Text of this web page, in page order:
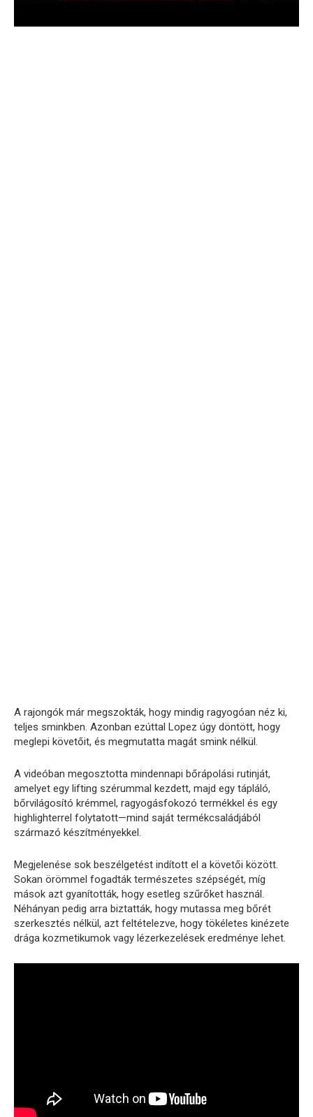
A rajongók már megszokták, hogy mindig ragyogóan néz ki,
teljes sminkben. Azonban ezúttal Lopez úgy döntött, hogy
meglepi követőit, és megmutatta magát smink nélkül.
A videóban megosztotta mindennapi bőrápolási rutinját,
amelyet egy lifting szérummal kezdett, majd egy tápláló,
bőrvilágosító krémmel, ragyogásfokozó termékkel és egy
highlighterrel folytatott—mind saját termékcsaládjából
származó készítményekkel.
Megjelenése sok beszélgetést indított el a követői között.
Sokan örömmel fogadták természetes szépségét, míg
mások azt gyanították, hogy esetleg szűrőket használ.
Néhányan pedig arra biztatták, hogy mutassa meg bőrét
szerkesztés nélkül, azt feltételezve, hogy tökéletes kinézete
drága kozmetikumok vagy lézerkezelések eredménye lehet.